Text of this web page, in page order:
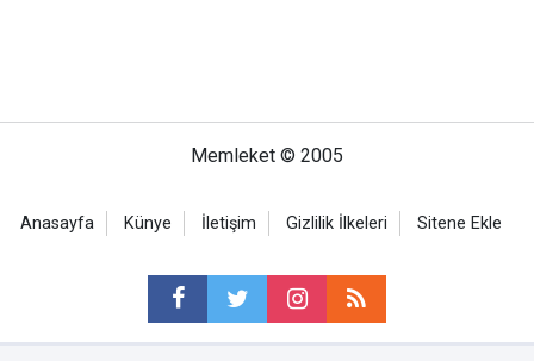
Memleket © 2005
Anasayfa Künye İletişim Gizlilik İlkeleri Sitene Ekle